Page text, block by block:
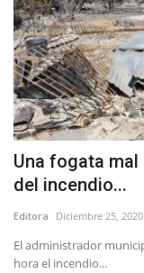
Una fogata
del incendio...
Editora Diciembre 25, 2020
El administrador
hora el incendio...